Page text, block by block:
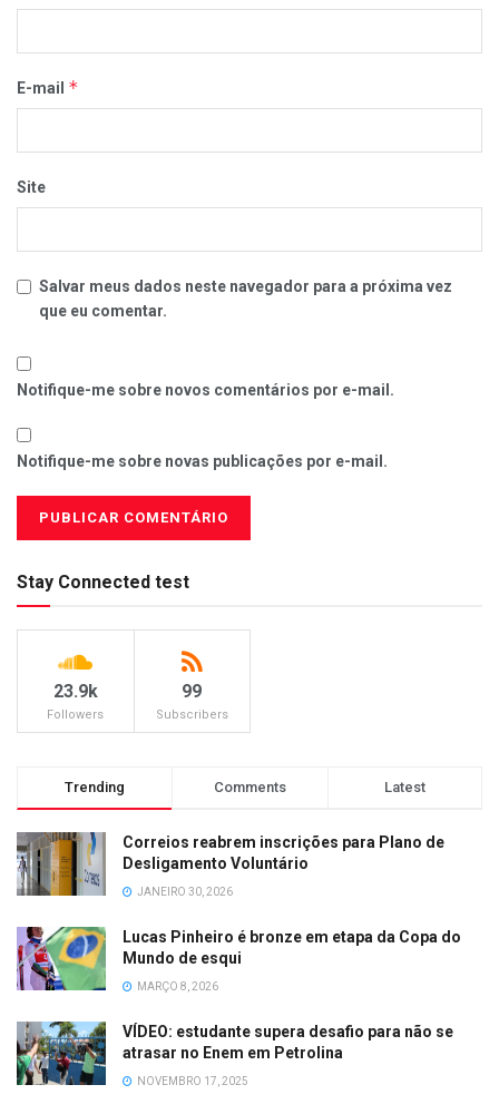
E-mail *
Site
Salvar meus dados neste navegador para a próxima vez
que eu comentar.
Notifique-me sobre novos comentários por e-mail.
Notifique-me sobre novas publicações por e-mail.
Stay Connected test
23.9k
Followers
99
Subscribers
Trending Comments Latest
Correios reabrem inscrições para Plano de
Desligamento Voluntário
JANEIRO 30, 2026
Lucas Pinheiro é bronze em etapa da Copa do
Mundo de esqui
MARÇO 8, 2026
VÍDEO: estudante supera desafio para não se
atrasar no Enem em Petrolina
NOVEMBRO 17, 2025